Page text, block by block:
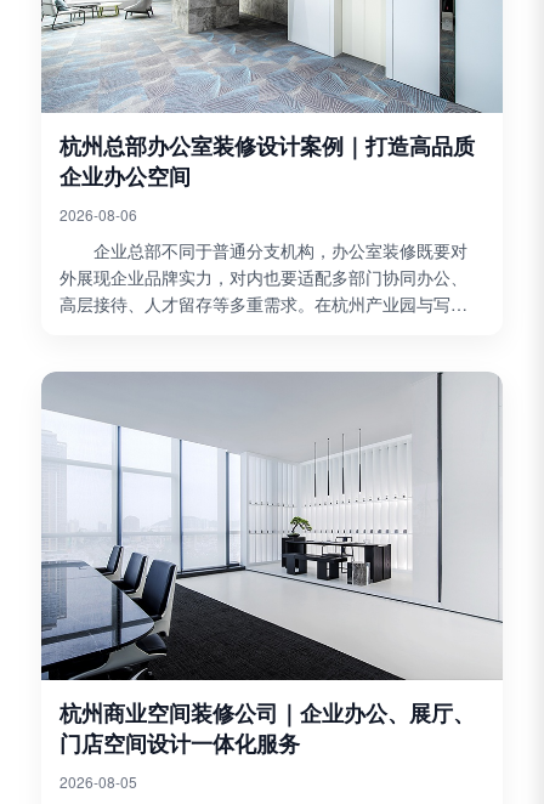
杭州总部办公室装修设计案例｜打造高品质
企业办公空间
2026-08-06
企业总部不同于普通分支机构，办公室装修既要对
外展现企业品牌实力，对内也要适配多部门协同办公、
高层接待、人才留存等多重需求。在杭州产业园与写字
杭州商业空间装修公司｜企业办公、展厅、
门店空间设计一体化服务
2026-08-05